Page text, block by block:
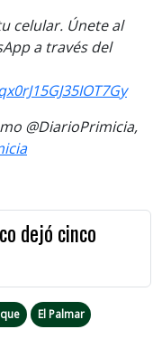
celular. Únete al
a través del
@DiarioPrimicia,
dejó cinco
El Palmar